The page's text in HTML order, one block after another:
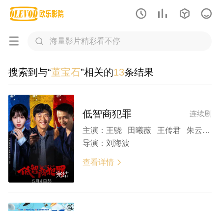
   
 
搜索到与“董宝石”相关的13条结果
完结
连续剧
低智商犯罪
主演： 王骁 田曦薇 王传君 朱云峰 张瑞涵 姜冠南 马旭东 宋郁河 董宝石 雷佳音
导演： 刘海波
查看详情 